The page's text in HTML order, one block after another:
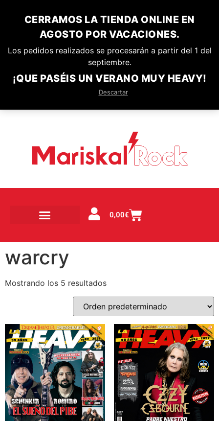
CERRAMOS LA TIENDA ONLINE EN
AGOSTO POR VACACIONES.
Los pedidos realizados se procesarán a partir del 1 del
septiembre.
¡QUE PASÉIS UN VERANO MUY HEAVY!
Descartar
0,00€
warcry
Mostrando los 5 resultados